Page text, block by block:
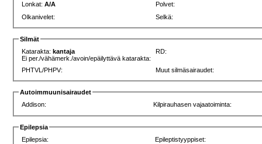
Lonkat:A/A
Polvet:
Olkanivelet:
Selkä:
Silmät
Katarakta:kantaja
Ei per./vähämerk./avoin/epäilyttävä katarakta:
RD:
PHTVL/PHPV: Muut silmäsairaudet:
Autoimmuunisairaudet
Addison:
Kilpirauhasen vajaatoiminta:
Epilepsia
Epilepsia:
Epileptistyyppiset: